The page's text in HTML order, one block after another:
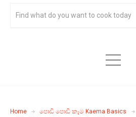
Home
පොඩි පොඩි කෑම Kaema Basics